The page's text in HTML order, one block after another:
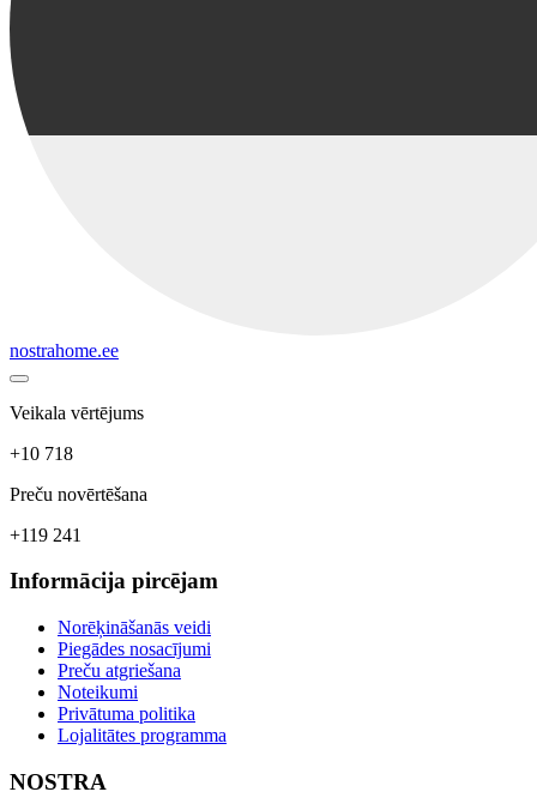
nostrahome.ee
Veikala vērtējums
+10 718
Preču novērtēšana
+119 241
Informācija pircējam
Norēķināšanās veidi
Piegādes nosacījumi
Preču atgriešana
Noteikumi
Privātuma politika
Lojalitātes programma
NOSTRA